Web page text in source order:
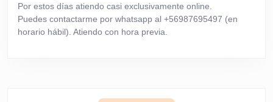
Por estos días atiendo casi exclusivamente online.
Puedes contactarme por whatsapp al +56987695497 (en
horario hábil). Atiendo con hora previa.